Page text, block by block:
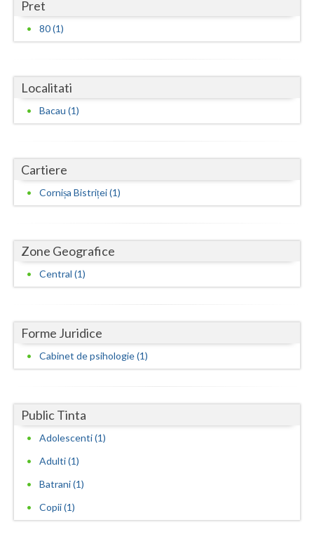
Hunedoara
Iasi
Mehedinti
Mures
Olt
Prahova
Satu-Mare
Sibiu
Teleorman
Timis
Tulcea
Vaslui
Pret
80 (1)
Localitati
Bacau (1)
Cartiere
Cornișa Bistriței (1)
Zone Geografice
Central (1)
Forme Juridice
Cabinet de psihologie (1)
Public Tinta
Adolescenti (1)
Adulti (1)
Batrani (1)
Copii (1)